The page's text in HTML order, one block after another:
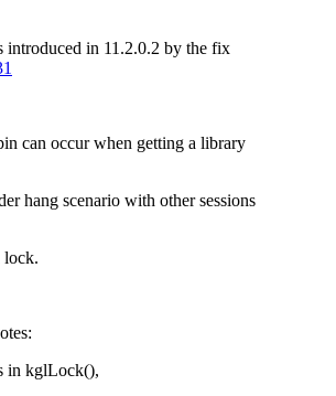
introduced in 11.2.0.2 by the fix
can occur when getting a library
hang scenario with other sessions
lock.
in kglLock(),